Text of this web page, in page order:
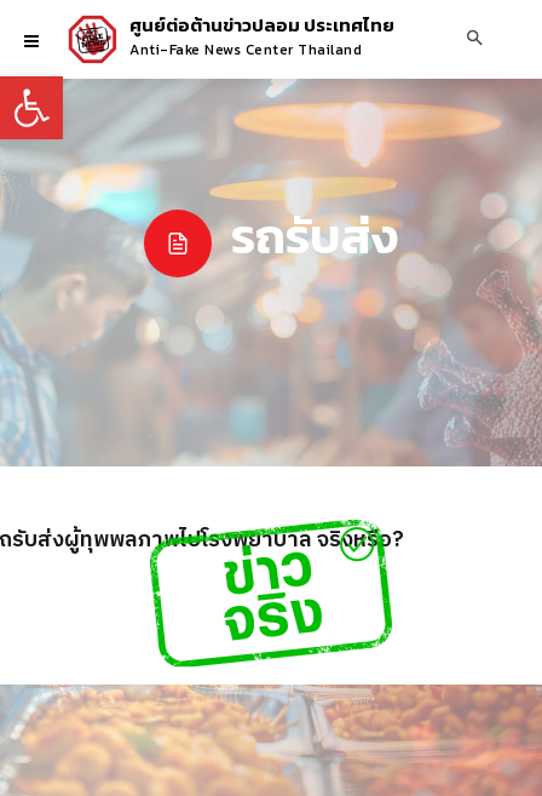
Open toolbar
ศูนย์ต่อต้านข่าวปลอม ประเทศไทย
Anti-Fake News Center Thailand
รถรับส่ง
บส่งผู้ทุพพลภาพไปโรงพยาบาล จริงหรือ?